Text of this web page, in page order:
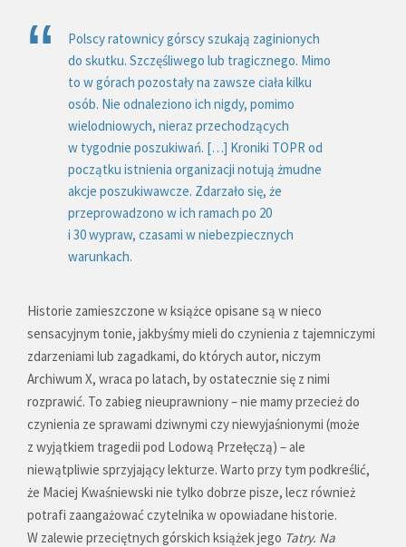
Polscy ratownicy górscy szukają zaginionych
do skutku. Szczęśliwego lub tragicznego. Mimo
to w górach pozostały na zawsze ciała kilku
osób. Nie odnaleziono ich nigdy, pomimo
wielodniowych, nieraz przechodzących
w tygodnie poszukiwań. […] Kroniki TOPR od
początku istnienia organizacji notują żmudne
akcje poszukiwawcze. Zdarzało się, że
przeprowadzono w ich ramach po 20
i 30 wypraw, czasami w niebezpiecznych
warunkach.
Historie zamieszczone w książce opisane są w nieco
sensacyjnym tonie, jakbyśmy mieli do czynienia z tajemniczymi
zdarzeniami lub zagadkami, do których autor, niczym
Archiwum X, wraca po latach, by ostatecznie się z nimi
rozprawić. To zabieg nieuprawniony – nie mamy przecież do
czynienia ze sprawami dziwnymi czy niewyjaśnionymi (może
z wyjątkiem tragedii pod Lodową Przełęczą) – ale
niewątpliwie sprzyjający lekturze. Warto przy tym podkreślić,
że Maciej Kwaśniewski nie tylko dobrze pisze, lecz również
potrafi zaangażować czytelnika w opowiadane historie.
W zalewie przeciętnych górskich książek jego Tatry. Na